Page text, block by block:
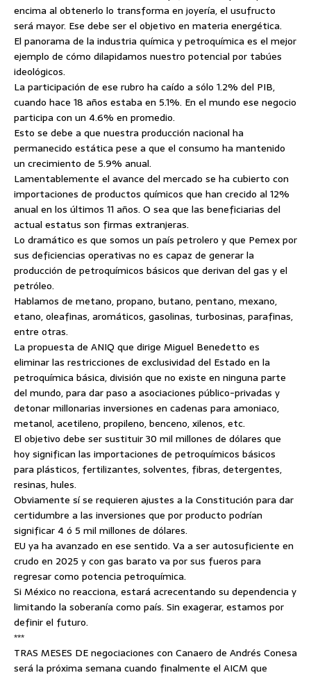
encima al obtenerlo lo transforma en joyería, el usufructo
será mayor. Ese debe ser el objetivo en materia energética.
El panorama de la industria química y petroquímica es el mejor
ejemplo de cómo dilapidamos nuestro potencial por tabúes
ideológicos.
La participación de ese rubro ha caído a sólo 1.2% del PIB,
cuando hace 18 años estaba en 5.1%. En el mundo ese negocio
participa con un 4.6% en promedio.
Esto se debe a que nuestra producción nacional ha
permanecido estática pese a que el consumo ha mantenido
un crecimiento de 5.9% anual.
Lamentablemente el avance del mercado se ha cubierto con
importaciones de productos químicos que han crecido al 12%
anual en los últimos 11 años. O sea que las beneficiarias del
actual estatus son firmas extranjeras.
Lo dramático es que somos un país petrolero y que Pemex por
sus deficiencias operativas no es capaz de generar la
producción de petroquímicos básicos que derivan del gas y el
petróleo.
Hablamos de metano, propano, butano, pentano, mexano,
etano, oleafinas, aromáticos, gasolinas, turbosinas, parafinas,
entre otras.
La propuesta de ANIQ que dirige Miguel Benedetto es
eliminar las restricciones de exclusividad del Estado en la
petroquímica básica, división que no existe en ninguna parte
del mundo, para dar paso a asociaciones público-privadas y
detonar millonarias inversiones en cadenas para amoniaco,
metanol, acetileno, propileno, benceno, xilenos, etc.
El objetivo debe ser sustituir 30 mil millones de dólares que
hoy significan las importaciones de petroquímicos básicos
para plásticos, fertilizantes, solventes, fibras, detergentes,
resinas, hules.
Obviamente sí se requieren ajustes a la Constitución para dar
certidumbre a las inversiones que por producto podrían
significar 4 ó 5 mil millones de dólares.
EU ya ha avanzado en ese sentido. Va a ser autosuficiente en
crudo en 2025 y con gas barato va por sus fueros para
regresar como potencia petroquímica.
Si México no reacciona, estará acrecentando su dependencia y
limitando la soberanía como país. Sin exagerar, estamos por
definir el futuro.
***
TRAS MESES DE negociaciones con Canaero de Andrés Conesa
será la próxima semana cuando finalmente el AICM que